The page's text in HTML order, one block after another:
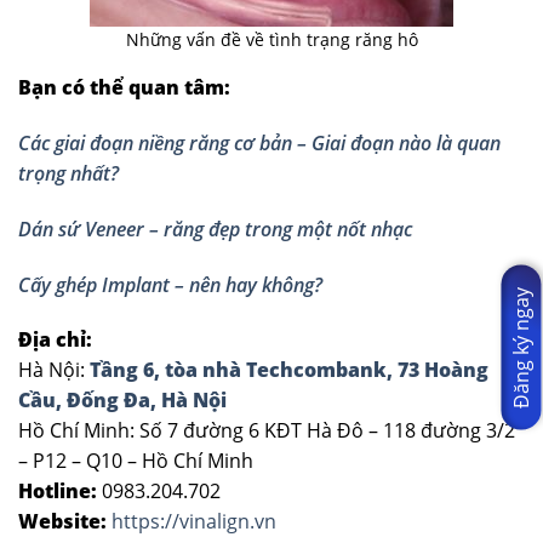
Những vấn đề về tình trạng răng hô
Bạn có thể quan tâm:
Các giai đoạn niềng răng cơ bản – Giai đoạn nào là quan
trọng nhất?
Dán sứ Veneer – răng đẹp trong một nốt nhạc
Cấy ghép Implant – nên hay không?
Địa chỉ:
Hà Nội: Tầng 6, tòa nhà Techcombank, 73 Hoàng
Cầu, Đống Đa, Hà Nội
Hồ Chí Minh: Số 7 đường 6 KĐT Hà Đô – 118 đường 3/2
– P12 – Q10 – Hồ Chí Minh
Hotline: 0983.204.702
Website: https://vinalign.vn
Đăng ký ngay